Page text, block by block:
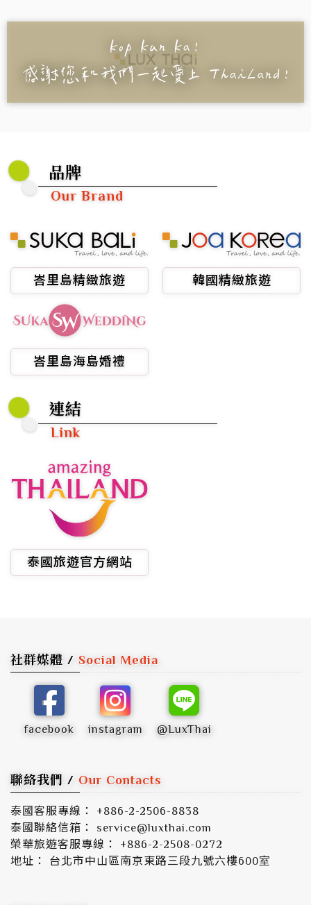
品牌
Our Brand
峇里島精緻旅遊 韓國精緻旅遊
峇里島海島婚禮
連結
Link
泰國旅遊官方網站
社群媒體 / Social Media
facebook instagram @LuxThai
聯絡我們 / Our Contacts
泰國客服專線： +886-2-2506-8838
泰國聯絡信箱： service@luxthai.com
榮華旅遊客服專線： +886-2-2508-0272
地址： 台北市中山區南京東路三段九號六樓600室